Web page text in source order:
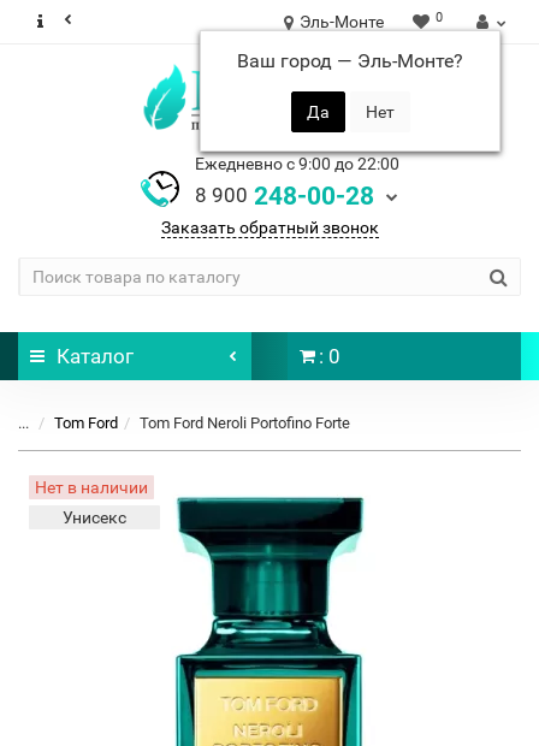
Эль-Монте
Ваш город — Эль-Монте?
0
Ежедневно с 9:00 до 22:00
8 900 248-00-28
Заказать обратный звонок
Каталог : 0
... Tom Ford Tom Ford Neroli Portofino Forte
Нет в наличии
Унисекс